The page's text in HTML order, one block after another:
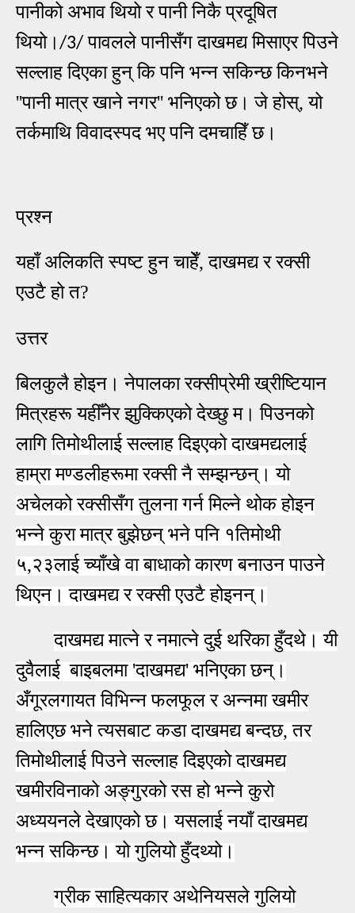
पानीको अभाव थियो र पानी निकै प्रदूषित
थियो। /3/पावलले पानीसँग दाखमद्य मिसाएर पिउने
सल्लाह दिएका हुन् कि पनि भन्न सकिन्छ किनभने
''पानी मात्र खाने नगर'' भनिएको छ। जे होस्, यो
तर्कमाथि विवादस्पद भए पनि दमचाहिँ छ।
प्रश्न
यहाँ अलिकति स्पष्ट हुन चाहेँ, दाखमद्य र रक्सी
एउटै हो त?
उत्तर
बिलकुलै होइन। नेपालका रक्सीप्रेमी ख्रीष्टियान
मित्रहरू यहीँनेर झुक्किएको देख्छु म। पिउनको
लागितिमोथीलाई सल्लाह दिइएको दाखमद्यलाई
हाम्रा मण्डलीहरूमा रक्सी नै सम्झन्छन्। यो
अचेलको रक्सीसँग तुलना गर्न मिल्ने थोक होइन
भन्ने कुरा मात्र बुझेछन् भने पनि १तिमोथी
५,२३लाई च्याँखे वा बाधाको कारण बनाउन पाउने
थिएन। दाखमद्य र रक्सी एउटै होइनन्।
दाखमद्य मात्ने र नमात्ने दुई थरिका हुँदथे। यी
दुवैलाई बाइबलमा 'दाखमद्य' भनिएका छन्।
अँगूरलगायत विभिन्न फलफूल र अन्नमा खमीर
हालिएछ भने त्यसबाट कडा दाखमद्य बन्दछ, तर
तिमोथीलाई पिउने सल्लाह दिइएको दाखमद्य
खमीरविनाको अङ्गुरको रस हो भन्ने कुरो
अध्ययनले देखाएको छ। यसलाई नयाँ दाखमद्य
भन्न सकिन्छ। यो गुलियो हुँदथ्यो।
ग्रीक साहित्यकार अथेनियसले गुलियो